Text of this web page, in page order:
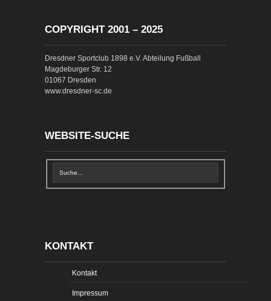
COPYRIGHT 2001 – 2025
Dresdner Sportclub 1898 e.V. Abteilung Fußball
Magdeburger Str. 12
01067 Dresden
www.dresdner-sc.de
WEBSITE-SUCHE
KONTAKT
Kontakt
Impressum